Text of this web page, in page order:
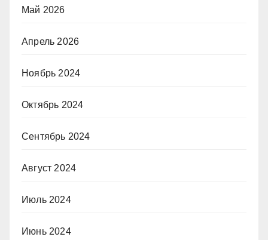
Май 2026
Апрель 2026
Ноябрь 2024
Октябрь 2024
Сентябрь 2024
Август 2024
Июль 2024
Июнь 2024